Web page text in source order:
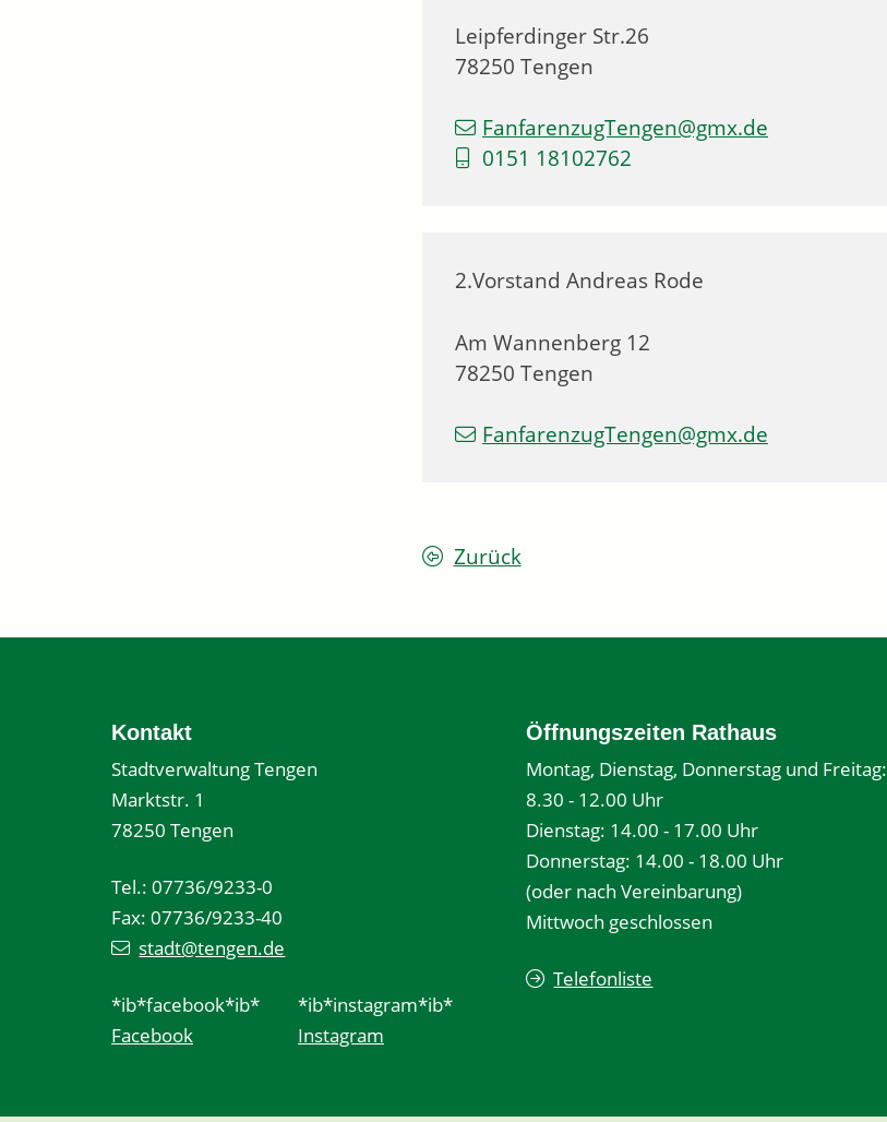
Leipferdinger Str.26
78250 Tengen
FanfarenzugTengen@gmx.de
0151 18102762
2.Vorstand Andreas Rode
Am Wannenberg 12
78250 Tengen
FanfarenzugTengen@gmx.de
Zurück
Kontakt
Stadtverwaltung Tengen
Marktstr. 1
78250 Tengen
Tel.: 07736/9233-0
Fax: 07736/9233-40
stadt@tengen.de
*ib*facebook*ib*
Facebook
*ib*instagram*ib*
Instagram
Öffnungszeiten Rathaus
Montag, Dienstag, Donnerstag und Freitag:
8.30 - 12.00 Uhr
Dienstag: 14.00 - 17.00 Uhr
Donnerstag: 14.00 - 18.00 Uhr
(oder nach Vereinbarung)
Mittwoch geschlossen
Telefonliste